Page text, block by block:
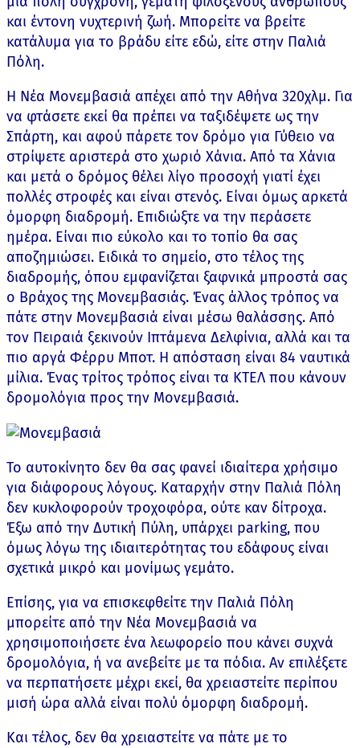
και έντονη νυχτερινή ζωή. Μπορείτε να βρείτε
κατάλυμα για το βράδυ είτε εδώ, είτε στην Παλιά
Πόλη.
Η Νέα Μονεμβασιά απέχει από την Αθήνα 320χλμ. Για
να φτάσετε εκεί θα πρέπει να ταξιδέψετε ως την
Σπάρτη, και αφού πάρετε τον δρόμο για Γύθειο να
στρίψετε αριστερά στο χωριό Χάνια. Από τα Χάνια
και μετά ο δρόμος θέλει λίγο προσοχή γιατί έχει
πολλές στροφές και είναι στενός. Είναι όμως αρκετά
όμορφη διαδρομή. Επιδιώξτε να την περάσετε
ημέρα. Είναι πιο εύκολο και το τοπίο θα σας
αποζημιώσει. Ειδικά το σημείο, στο τέλος της
διαδρομής, όπου εμφανίζεται ξαφνικά μπροστά σας
ο Βράχος της Μονεμβασιάς. Ένας άλλος τρόπος να
πάτε στην Μονεμβασιά είναι μέσω θαλάσσης. Από
τον Πειραιά ξεκινούν Ιπτάμενα Δελφίνια, αλλά και τα
πιο αργά Φέρρυ Μποτ. Η απόσταση είναι 84 ναυτικά
μίλια. Ένας τρίτος τρόπος είναι τα ΚΤΕΛ που κάνουν
δρομολόγια προς την Μονεμβασιά.
Το αυτοκίνητο δεν θα σας φανεί ιδιαίτερα χρήσιμο
για διάφορους λόγους. Καταρχήν στην Παλιά Πόλη
δεν κυκλοφορούν τροχοφόρα, ούτε καν δίτροχα.
Έξω από την Δυτική Πύλη, υπάρχει parking, που
όμως λόγω της ιδιαιτερότητας του εδάφους είναι
σχετικά μικρό και μονίμως γεμάτο.
Επίσης, για να επισκεφθείτε την Παλιά Πόλη
μπορείτε από την Νέα Μονεμβασιά να
χρησιμοποιήσετε ένα λεωφορείο που κάνει συχνά
δρομολόγια, ή να ανεβείτε με τα πόδια. Αν επιλέξετε
να περπατήσετε μέχρι εκεί, θα χρειαστείτε περίπου
μισή ώρα αλλά είναι πολύ όμορφη διαδρομή.
Και τέλος, δεν θα χρειαστείτε να πάτε με το